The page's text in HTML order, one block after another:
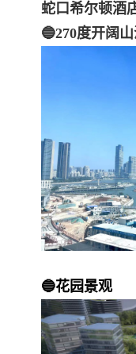
蛇口希尔顿酒
🔵270度开阔
🔵花园景观